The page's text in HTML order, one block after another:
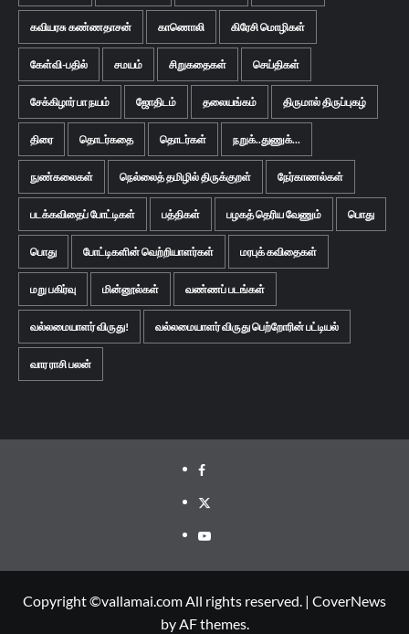
கவியரசு கண்ணதாசன் காணொலி கிரேசி மொழிகள்
கேள்வி-பதில் சமயம் சிறுகதைகள் செய்திகள்
சேக்கிழார் பா நயம் ஜோதிடம் தலையங்கம் திருமால் திருப்புகழ்
திரை தொடர்கதை தொடர்கள் நறுக்..துணுக்...
நுண்கலைகள் நெல்லைத் தமிழில் திருக்குறள் நேர்காணல்கள்
படக்கவிதைப் போட்டிகள் பத்திகள் பழகத் தெரிய வேணும் பொது
பொது போட்டிகளின் வெற்றியாளர்கள் மரபுக் கவிதைகள்
மறு பகிர்வு மின்னூல்கள் வண்ணப் படங்கள்
வல்லமையாளர் விருது! வல்லமையாளர் விருது பெற்றோரின் பட்டியல்
வார ராசி பலன்
Facebook
Twitter
Youtube
Copyright ©vallamai.com All rights reserved. | CoverNews
by AF themes.